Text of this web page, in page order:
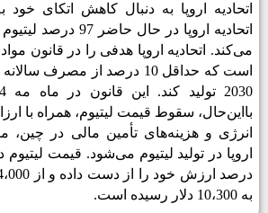
اتحادیه اروپا به دنبال کاهش اتکای
اتحادیه اروپا در حال
می‌­کند. اتحادیه اروپا هدفی را در قانون
است که حداقل 10 درصد از مصرف
بااین‌حال، سقوط قیمت لیتیوم، همراه با
انرژی و هزینه‌های تأمین مالی در چین،
به 10،300 دلار رسیده است.